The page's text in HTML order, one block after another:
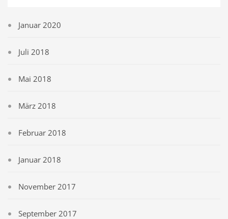
Januar 2020
Juli 2018
Mai 2018
März 2018
Februar 2018
Januar 2018
November 2017
September 2017